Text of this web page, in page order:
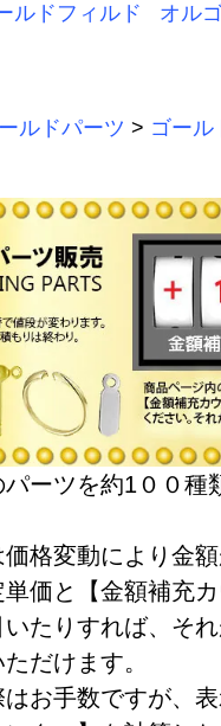
ルドフィルド
オル
ルドパーツ > ゴール
パーツを約1００種
価格変動により金
価と【金額補充
いたりすれば、そ
だけます。
はお手数ですが、